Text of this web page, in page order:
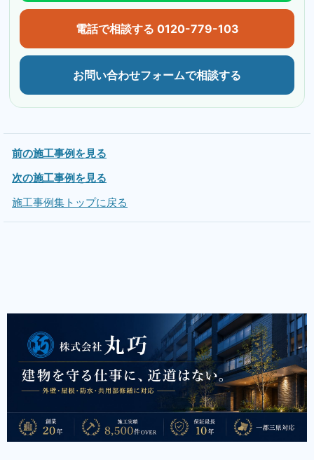
電話で相談する 0120-779-103
お問い合わせフォームで相談する
前の施工事例を見る
次の施工事例を見る
施工事例集トップに戻る